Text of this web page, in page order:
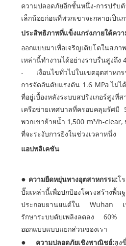
ความปลอดภัยอีกชั้นหนึ่ง-การปรับ
เล็กน้อยก่อนที่พวกเขาจะกลายเป็น
ประสิทธิภาพที่แข็งแกร่งภายใต้คว
ออกแบบมาเพื่อเจริญเติบโตในสภ
เหล่านี้ทำงานได้อย่างราบรื่นสูงถึง
- เงื่อนไขทั่วไปในเขตอุตสาหกร
การจัดอันดับแรงดัน 1.6 MPa ไม่ไ
ที่อยู่เบื้องหลังระบบสปริงเกอร์สูงที่
เครือข่ายเทศบาลที่ครอบคลุมรัศ
พวกเขาย้ายน้ำ 1,500 m³/h-
ที่จะระงับการยิงในช่วงเวลาหนึ่ง
แอปพลิเคชัน
ความยืดหยุ่นทางอุตสาหกรรม:โ
ปั๊มเหล่านี้เพื่อปกป้องโครงสร้า
ประกอบยานยนต์ใน Wuhan เห็
รักษาระบบดับเพลิงลดลง 60%
ออกแบบแบบแยกส่วนของเรา
ความปลอดภัยเชิงพาณิชย์:สูง